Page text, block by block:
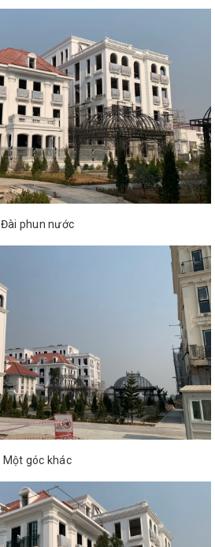
Đài phun nước
Một góc khác